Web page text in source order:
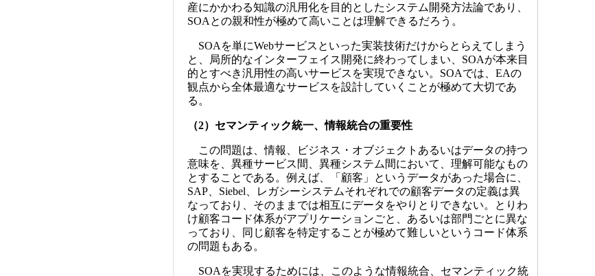
産にかかわる知識の汎用化を目的としたシステム開発方法論であり、
SOAとの親和性が極めて高いことは理解できるだろう。
SOAを単にWebサービスといった実装技術だけからとらえてしまう
と、局所的なインターフェイス開発に終わってしまい、SOAが本来目
的とすべき汎用性の高いサービスを実現できない。SOAでは、EAの
観点から全体最適なサービスを設計していくことが極めて大切であ
る。
（2）セマンティック統一、情報統合の重要性
この問題は、情報、ビジネス・オブジェクトあるいはデータの持つ
意味を、異種サービス間、異種システム間において、理解可能なもの
とすることである。例えば、「顧客」というデータがあった場合に、
SAP、Siebel、レガシーシステムそれぞれでの顧客データの定義は異
なっており、そのままでは相互にデータをやりとりできない。とりわ
け顧客コード体系がアプリケーションごと、あるいは部門ごとに異な
っており、同じ顧客を特定することが極めて難しいというコード体系
の問題もある。
SOAを実現するためには、このような情報統合、セマンティック統